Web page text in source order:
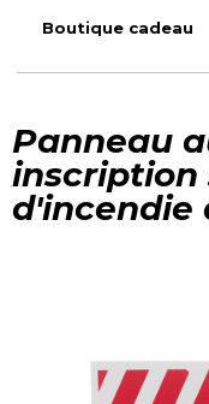
Boutique cadeau
Panneau
inscription
d'incendie